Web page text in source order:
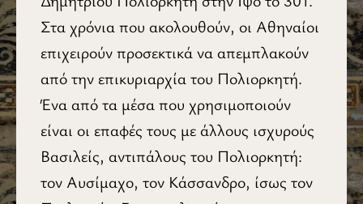
Στα χρόνια που ακολουθούν, οι Αθηναίοι
επιχειρούν προσεκτικά να απεμπλακούν
από την επικυριαρχία του Πολιορκητή.
Ένα από τα μέσα που χρησιμοποιούν
είναι οι επαφές τους με άλλους ισχυρούς
Βασιλείς, αντιπάλους του Πολιορκητή:
τον Αυσίμαχο, τον Κάσσανδρο, ίσως τον